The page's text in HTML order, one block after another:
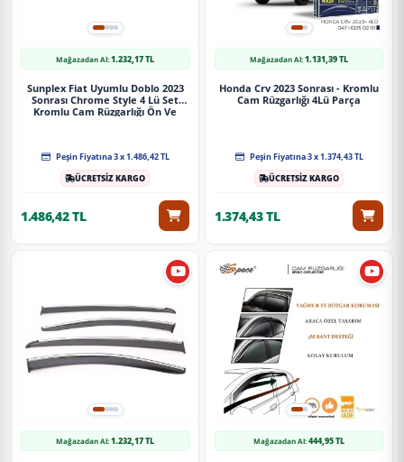
Mağazadan Al:1.232,17 TL
Sunplex Fiat Uyumlu Doblo 2023
Sonrası Chrome Style 4 Lü Set
Kromlu Cam Rüzgarlığı Ön Ve
Peşin Fiyatına 3 x 1.486,42 TL
ÜCRETSİZ KARGO
1.486,42 TL
Mağazadan Al:1.131,39 TL
Honda Crv 2023 Sonrası - Kromlu
Cam Rüzgarlığı 4Lü Parça
Peşin Fiyatına 3 x 1.374,43 TL
ÜCRETSİZ KARGO
1.374,43 TL
Mağazadan Al:1.232,17 TL Mağazadan Al:444,95 TL